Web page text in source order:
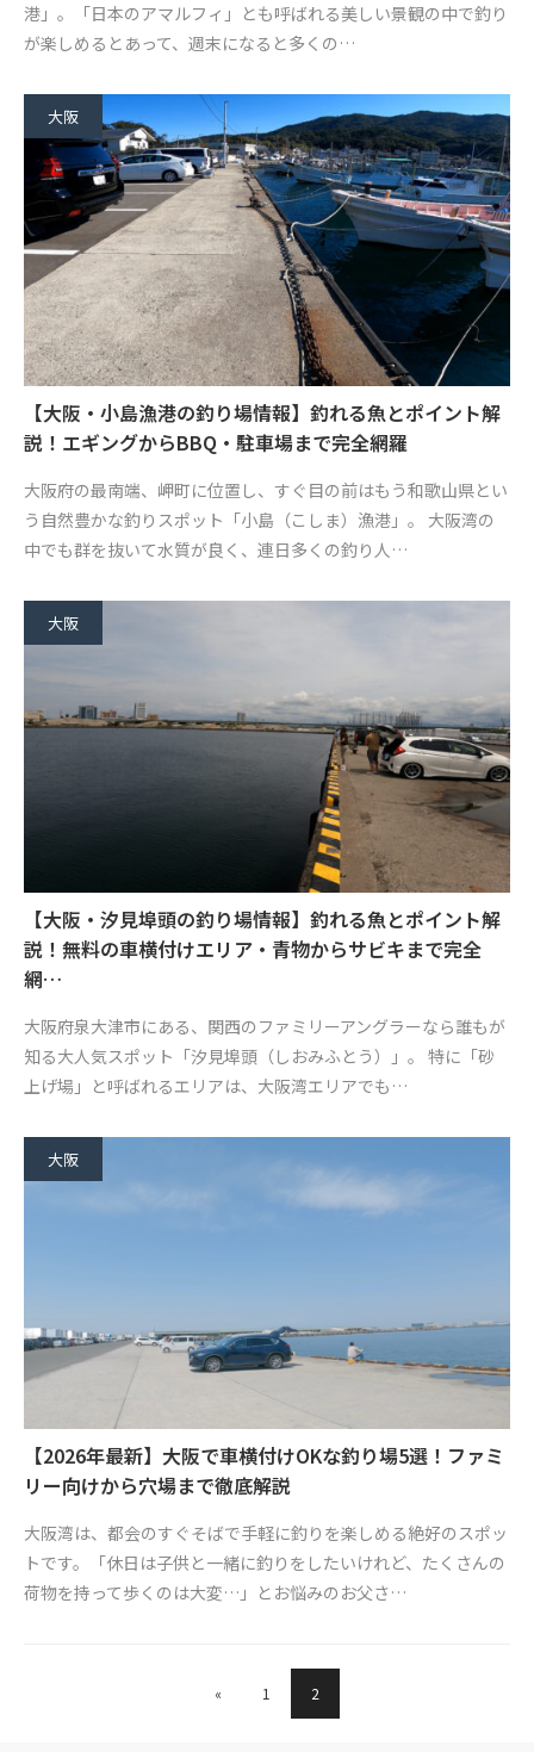
港」。「日本のアマルフィ」とも呼ばれる美しい景観の中で釣り
が楽しめるとあって、週末になると多くの…
大阪
【大阪・小島漁港の釣り場情報】釣れる魚とポイント解
説！エギングからBBQ・駐車場まで完全網羅
大阪府の最南端、岬町に位置し、すぐ目の前はもう和歌山県とい
う自然豊かな釣りスポット「小島（こしま）漁港」。 大阪湾の
中でも群を抜いて水質が良く、連日多くの釣り人…
大阪
【大阪・汐見埠頭の釣り場情報】釣れる魚とポイント解
説！無料の車横付けエリア・青物からサビキまで完全
網…
大阪府泉大津市にある、関西のファミリーアングラーなら誰もが
知る大人気スポット「汐見埠頭（しおみふとう）」。 特に「砂
上げ場」と呼ばれるエリアは、大阪湾エリアでも…
大阪
【2026年最新】大阪で車横付けOKな釣り場5選！ファミ
リー向けから穴場まで徹底解説
大阪湾は、都会のすぐそばで手軽に釣りを楽しめる絶好のスポッ
トです。「休日は子供と一緒に釣りをしたいけれど、たくさんの
荷物を持って歩くのは大変…」とお悩みのお父さ…
« 1 2